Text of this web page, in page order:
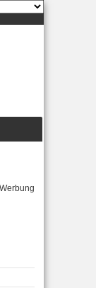
Werbung